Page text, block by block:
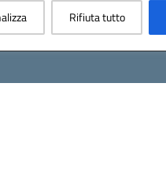
Rifiuta tutto